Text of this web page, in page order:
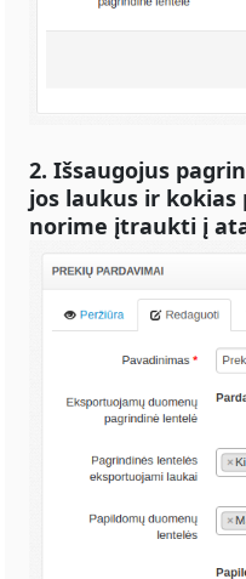
2. Išsaugojus
jos laukus ir
norime įtraukti į